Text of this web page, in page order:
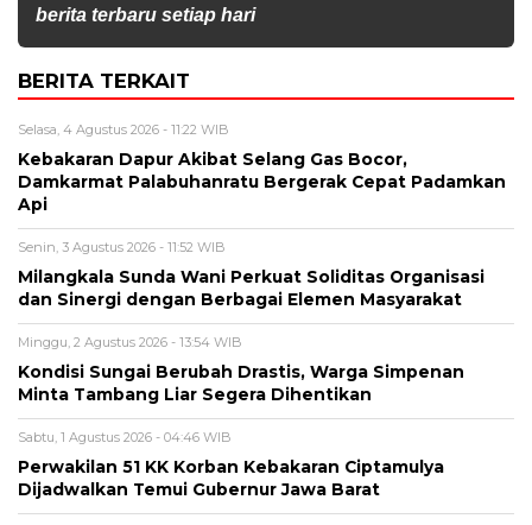
berita terbaru setiap hari
BERITA TERKAIT
Selasa, 4 Agustus 2026 - 11:22 WIB
Kebakaran Dapur Akibat Selang Gas Bocor,
Damkarmat Palabuhanratu Bergerak Cepat Padamkan
Api
Senin, 3 Agustus 2026 - 11:52 WIB
Milangkala Sunda Wani Perkuat Soliditas Organisasi
dan Sinergi dengan Berbagai Elemen Masyarakat
Minggu, 2 Agustus 2026 - 13:54 WIB
Kondisi Sungai Berubah Drastis, Warga Simpenan
Minta Tambang Liar Segera Dihentikan
Sabtu, 1 Agustus 2026 - 04:46 WIB
Perwakilan 51 KK Korban Kebakaran Ciptamulya
Dijadwalkan Temui Gubernur Jawa Barat